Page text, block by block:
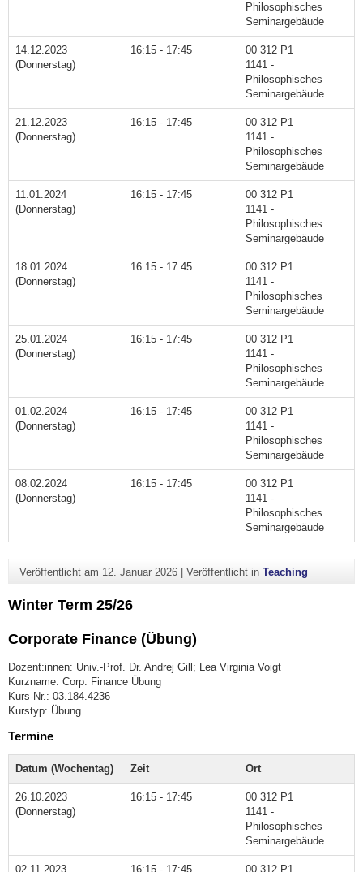
Philosophisches
Seminargebäude
14.12.2023
(Donnerstag)
16:15 - 17:45
00 312 P1
1141 -
Philosophisches
Seminargebäude
21.12.2023
(Donnerstag)
16:15 - 17:45
00 312 P1
1141 -
Philosophisches
Seminargebäude
11.01.2024
(Donnerstag)
16:15 - 17:45
00 312 P1
1141 -
Philosophisches
Seminargebäude
18.01.2024
(Donnerstag)
16:15 - 17:45
00 312 P1
1141 -
Philosophisches
Seminargebäude
25.01.2024
(Donnerstag)
16:15 - 17:45
00 312 P1
1141 -
Philosophisches
Seminargebäude
01.02.2024
(Donnerstag)
16:15 - 17:45
00 312 P1
1141 -
Philosophisches
Seminargebäude
08.02.2024
(Donnerstag)
16:15 - 17:45
00 312 P1
1141 -
Philosophisches
Seminargebäude
Veröffentlicht am 12. Januar 2026| Veröffentlicht in Teaching
Winter Term 25/26
Corporate Finance (Übung)
Dozent:innen: Univ.-Prof. Dr. Andrej Gill; Lea Virginia Voigt
Kurzname: Corp. Finance Übung
Kurs-Nr.: 03.184.4236
Kurstyp: Übung
Termine
Datum (Wochentag) Zeit Ort
26.10.2023
(Donnerstag)
16:15 - 17:45
00 312 P1
1141 -
Philosophisches
Seminargebäude
02.11.2023 16:15 - 17:45 00 312 P1